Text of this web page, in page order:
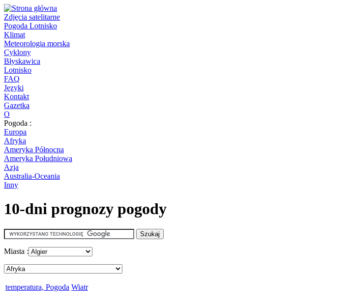
Zdjęcia satelitarne
Pogoda Lotnisko
Klimat
Meteorologia morska
Cyklony
Błyskawica
Lotnisko
FAQ
Języki
Kontakt
Gazetka
O
Pogoda :
Europa
Afryka
Ameryka Północna
Ameryka Południowa
Azja
Australia-Oceania
Inny
10-dni prognozy pogody
Miasta :
temperatura, Pogoda Wiatr